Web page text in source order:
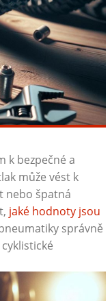
k bezpečné a
může vést k
nebo špatná
jaké hodnoty jsou
správně